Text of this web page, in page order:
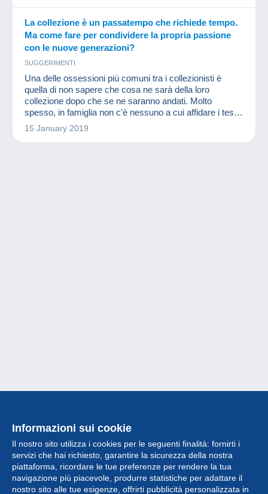
La collezione è un passatempo che richiede tempo.
Ma come fare per condividere la propria passione
con le nuove generazioni?
SUGGERIMENTI
Una delle ossessioni più comuni tra i collezionisti è
quella di non sapere che cosa ne sarà della loro
collezione dopo che se ne saranno andati. Molto
spesso, in famiglia non c'è nessuno a cui affidare i tesori
raccolti nel corso degli anni.
15 January 2019
Informazioni sui cookie
Il nostro sito utilizza i cookies per le seguenti finalità: fornirti i
servizi che hai richiesto, garantire la sicurezza della nostra
piattaforma, ricordare le tue preferenze per rendere la tua
navigazione più piacevole, produrre statistiche per adattare il
nostro sito alle tue esigenze, offrirti pubblicità personalizzata in